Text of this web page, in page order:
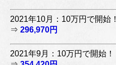
2021年10月：10万円で開始！
⇒ 296,970円
2021年9月：10万円で開始！